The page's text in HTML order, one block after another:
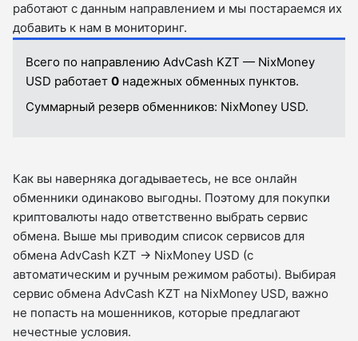
работают с данным направлением и мы постараемся их
добавить к нам в мониторинг.
Всего по направлению AdvCash KZT — NixMoney
USD работает 0 надежных обменных пунктов.
Суммарный резерв обменников: NixMoney USD.
Как вы наверняка догадываетесь, не все онлайн
обменники одинаково выгодны. Поэтому для покупки
криптовалюты надо ответственно выбрать сервис
обмена. Выше мы приводим список сервисов для
обмена AdvCash KZT → NixMoney USD (с
автоматическим и ручным режимом работы). Выбирая
сервис обмена AdvCash KZT на NixMoney USD, важно
не попасть на мошенников, которые предлагают
нечестные условия.